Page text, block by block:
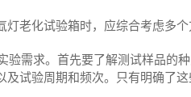
老化试验箱时，应综合考虑多个
需求‌。首先要了解测试样品的种
及试验周期和频次‌。只有明确了